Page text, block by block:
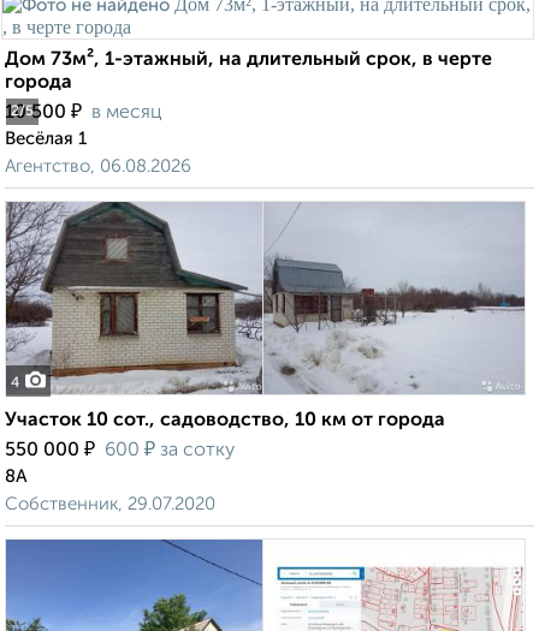
2/5
Дом 73м², 1-этажный, на длительный срок, в черте
города
10 500 ₽ в месяц
Весёлая 1
Агентство, 06.08.2026
4
Участок 10 сот., садоводство, 10 км от города
550 000 ₽ 600 ₽ за сотку
8А
Собственник, 29.07.2020